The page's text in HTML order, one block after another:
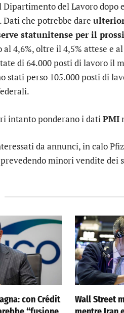
Dipartimento del Lavoro
che potrebbe dare
statunitense per il
al 4,6%, oltre il 4,5% attese e
di 64.000 posti di lavoro il
stati perso 105.000 posti di
intanto ponderano i dati PMI
da annunci, in calo
minori vendite dei
con Crédit
Wall Street